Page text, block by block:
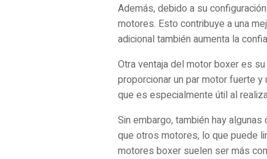
Además, debido a su
motores. Esto contribuye a una
adicional también aumenta la
Otra ventaja del motor boxer es
proporcionar un par motor fuerte
que es especialmente útil al
Sin embargo, también hay
que otros motores, lo que puede
motores boxer suelen ser más